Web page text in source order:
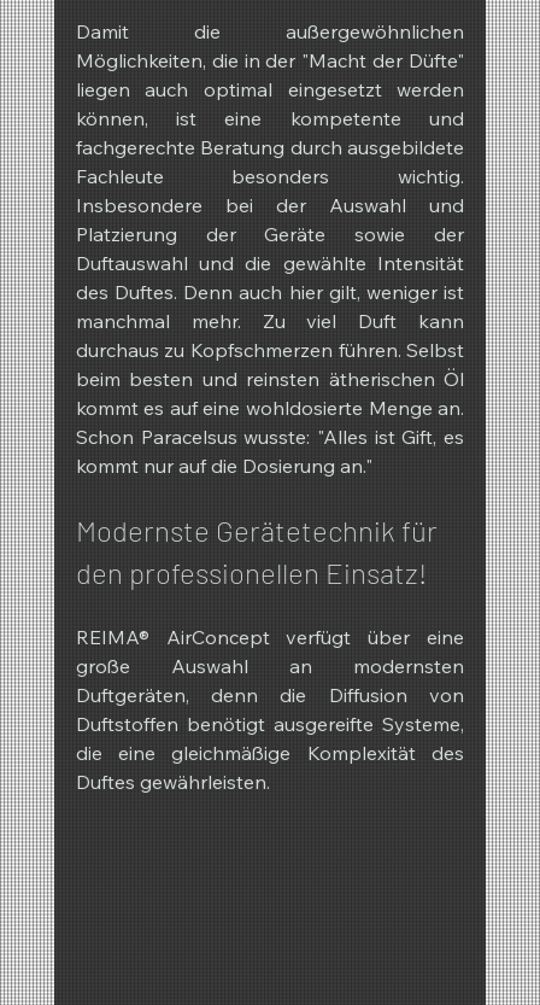
Damit die außergewöhnlichen
Möglichkeiten, die in der "Macht der Düfte"
liegen auch optimal eingesetzt werden
können, ist eine kompetente und
fachgerechte Beratung durch ausgebildete
Fachleute besonders wichtig.
Insbesondere bei der Auswahl und
Platzierung der Geräte sowie der
Duftauswahl und die gewählte Intensität
des Duftes. Denn auch hier gilt, weniger ist
manchmal mehr. Zu viel Duft kann
durchaus zu Kopfschmerzen führen. Selbst
beim besten und reinsten ätherischen Öl
kommt es auf eine wohldosierte Menge an.
Schon Paracelsus wusste: "Alles ist Gift, es
kommt nur auf die Dosierung an."
Modernste Gerätetechnik für
den professionellen Einsatz!
REIMA® AirConcept verfügt über eine
große Auswahl an modernsten
Duftgeräten, denn die Diffusion von
Duftstoffen benötigt ausgereifte Systeme,
die eine gleichmäßige Komplexität des
Duftes gewährleisten.